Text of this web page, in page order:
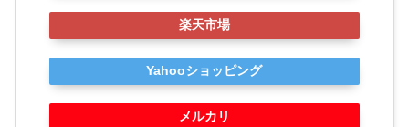
楽天市場
Yahooショッピング
メルカリ